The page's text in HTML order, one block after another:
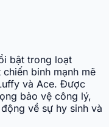
bật trong loạt
binh mạnh mẽ
và Ace. Được
bảo vệ công lý,
về sự hy sinh và